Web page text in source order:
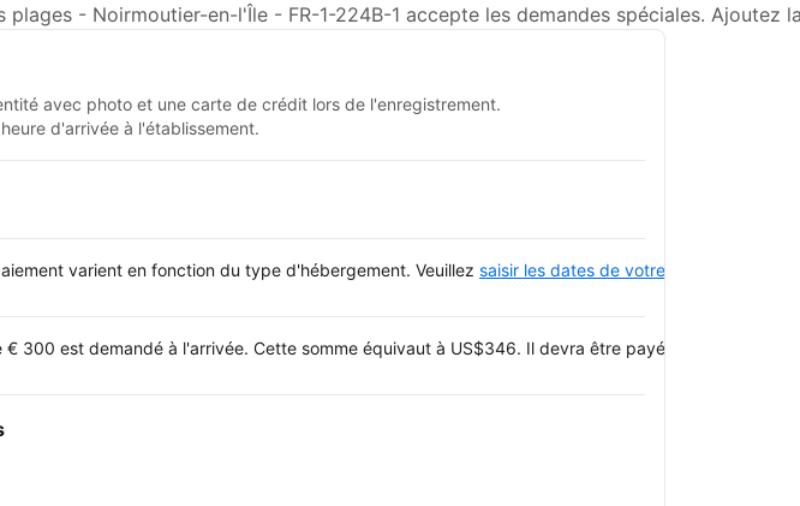
- Noirmoutier-en-l'Île - FR-1-224B-1 accepte les demandes spéciales. Ajoutez
avec photo et une carte de crédit lors de l'enregistrement.
d'arrivée à l'établissement.
varient en fonction du type d'hébergement. Veuillez saisir les dates de votre séjour
300 est demandé à l'arrivée. Cette somme équivaut à US$346. Il devra être payé par carte de